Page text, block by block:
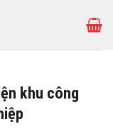
khu công